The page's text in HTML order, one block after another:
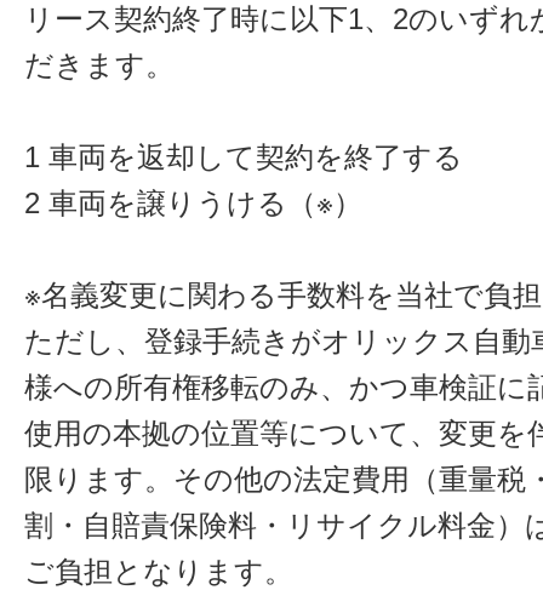
リース契約終了時に以下1、2のいず
だきます。
1 車両を返却して契約を終了する
2 車両を譲りうける（※）
※名義変更に関わる手数料を当社で負
ただし、登録手続きがオリックス自動
様への所有権移転のみ、かつ車検証に
使用の本拠の位置等について、変更を
限ります。その他の法定費用（重量税
割・自賠責保険料・リサイクル料金）
ご負担となります。